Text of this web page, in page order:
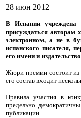
28 июн 2012
В Испании учреждена
присуждаться авторам
электронном, а не в
испанского писателя,
его имени и
Жюри премии состоит из
его состав входит
Правила участия в
предельно
публикации.